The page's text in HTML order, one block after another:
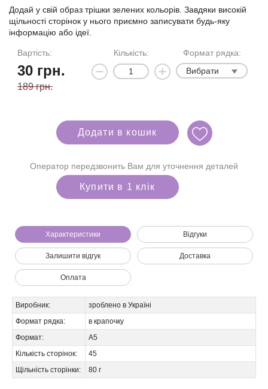
Додай у свій образ трішки зелених кольорів. Завдяки високій
щільності сторінок у нього приємно записувати будь-яку
інформацію або ідеї.
Вартість:
30 грн.
189 грн.
Кількість:
Формат рядка:
Вибрати
Додати в кошик
Оператор передзвонить Вам для уточнення деталей
Купити в 1 клік
Характеристики Відгуки
Залишити відгук Доставка
Оплата
Виробник:
зроблено в Україні
Формат рядка:
в крапочку
Формат:
А5
Кількість сторінок:
45
Щільність сторінки:
80 г